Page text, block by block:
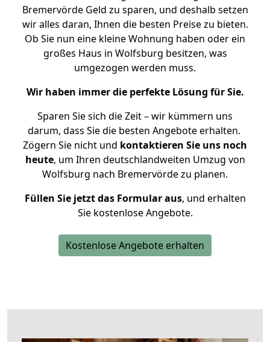
Bremervörde Geld zu sparen, und deshalb setzen
wir alles daran, Ihnen die besten Preise zu bieten.
Ob Sie nun eine kleine Wohnung haben oder ein
großes Haus in Wolfsburg besitzen, was
umgezogen werden muss.
Wir haben immer die perfekte Lösung für Sie.
Sparen Sie sich die Zeit – wir kümmern uns
darum, dass Sie die besten Angebote erhalten.
Zögern Sie nicht und kontaktieren Sie uns noch
heute, um Ihren deutschlandweiten Umzug von
Wolfsburg nach Bremervörde zu planen.
Füllen Sie jetzt das Formular aus, und erhalten
Sie kostenlose Angebote.
Kostenlose Angebote erhalten